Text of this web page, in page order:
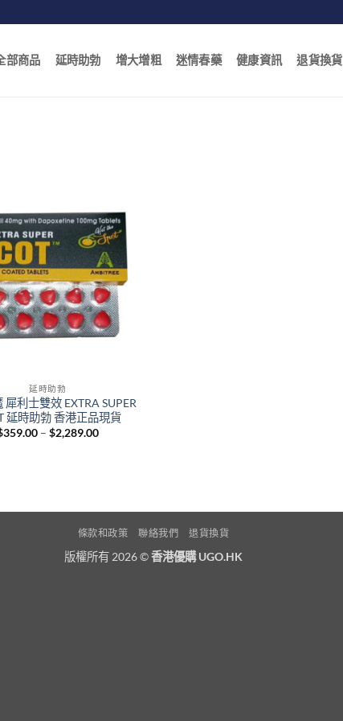
部商品 延時助勃 增大增粗 迷情春藥 健康資訊 退貨換貨
延時助勃
犀利士雙效 EXTRA SUPER
延時助勃 香港正品現貨
359.00 – $2,289.00Price
條款和政策 聯絡我們 退貨換貨
版權所有 2026 ©香港優購 UGO.HK